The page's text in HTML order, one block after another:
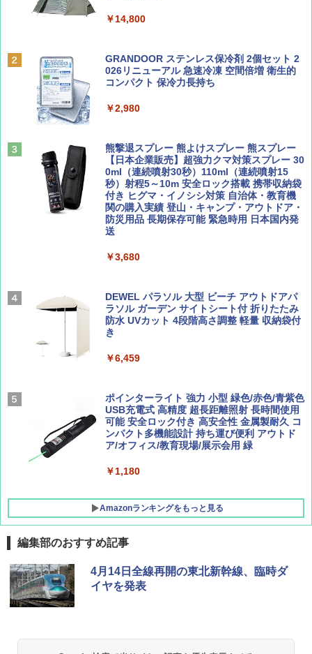
Coyote No.89 特集 星野道夫 夢見る旅
￥1,540
山と溪谷 2026年8月号「南アルプス大全」
￥1,540
AIRLINE（エアライン）2026年9月号【特
BE-PAL(ビ-パル) 2026年 9 月号【特別付録:
SOTO ミニマル"旅"財布 ランダム2種】
￥1,500
A09 地球の歩き方 イタリア 2026～2027 地
球の歩き方A ヨーロッパ
A26 地球の歩き方 チェコ ポーランド スロヴ
ァキア 2026～2027 地球の歩き方A ヨーロッ
パ
￥2,277
地球の歩き方 スター・ウォーズ
￥2,695
新しい日本地理 地図・統計・移動から読み
解く (講談社現代新書)
￥1,540
&ハイキング カーキ PATC-150(KH)
PYKES PEAK (パイクスピーク) 着替えテン
人用 折りたたみ 防災グッズ 災害用トイレ ビ
￥4,980
ENDLESS BASE 《めざましテレビで紹介》
テント ワンタッチ RENEW 幅200 2-3人用 43
500002(88859)
広げるだけ パッとサッとテント ブラックコ
ーティング フルクローズ メッシュ 3-4人用
簡単設置 ポップアップテント エクルベージ
ュ(BC仕様) PATC-150B(EB)
￥8,991
Coleman(コールマン) ツーリングドーム/LD
X 2人用 3人用 キャンプ アウトドア フェス
収納 コンパクト 簡単設営 カンガルーテント
ソロキャンプ ソロテント
￥14,800
GRANDOOR ステンレス保冷剤 2個セット 2
026リニューアル 急速冷凍 空間倍増 衛生的
コンパクト 保冷力長持ち
￥2,980
熊撃退スプレー 熊よけスプレー 熊スプレー
【日本企業販売】超強力クマ対策スプレー 30
0ml（連続噴射30秒）110ml（連続噴射15
秒）射程5～10m 安全ロック搭載 携帯収納袋
付き ヒグマ・イノシシ対策 自治体・教育機
関の購入実績 登山・キャンプ・アウトドア・
防災用品 長期保存可能 緊急時用 日本国内発
送
￥3,680
DEWEL パラソル 大型 ビーチ アウトドアパ
ラソル ガーデン サイトシート付 折りたたみ
防水 UVカット 4段階高さ調整 軽量 収納袋付
き
￥6,459
ポインターライト 強力 小型 緑色/赤色/青紫色
USB充電式 高精度 超長距離照射 長時間使用
可能 安全ロック付き 高安全性 金属製耐久 コ
ンパクト多機能設計 持ち運び便利 アウトド
ア/オフィス/教育現場/展示会用 緑
￥1,180
Amazonランキングをもっと見る
編集部のおすすめ記事
4月14日全線再開の東北新幹線、臨時ダ
イヤを発表